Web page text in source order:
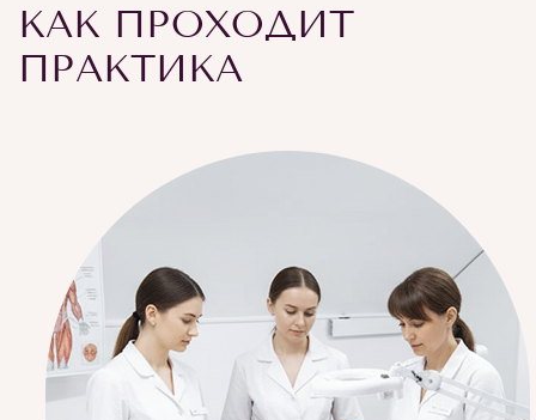
КАК ПРОХОДИТ
ПРАКТИКА